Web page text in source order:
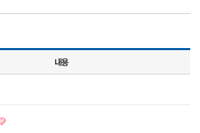
내용